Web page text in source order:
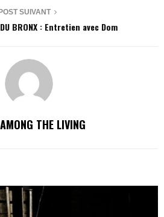
SUIVANT
DU BRONX : Entretien avec Dom
THE LIVING